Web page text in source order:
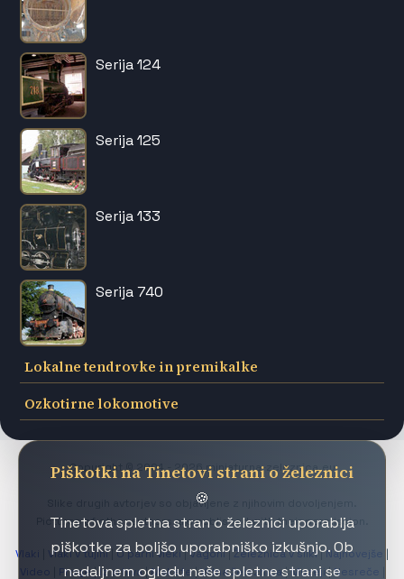
Serija 124
Serija 125
Serija 133
Serija 740
Lokalne tendrovke in premikalke
Ozkotirne lokomotive
Piškotki na Tinetovi strani o železnici
🍪
Tinetova spletna stran o železnici uporablja
piškotke za boljšo uporabniško izkušnjo. Ob
nadaljnem ogledu naše spletne strani se
Copyright © 2004 - 2026 miniaturna-zeleznica.eu
Slike drugih avtorjev so objavljene z njihovim dovoljenjem.
Pictures of other authors are published with their permission.
Vlaki Vlaki v tujini|O parni vleki|Vagoni|Železnica v sliki|Najnovejše |
Video
Proge|Iz arhiva|Makete|Vrtna železnica|Muzeji|Nesreče